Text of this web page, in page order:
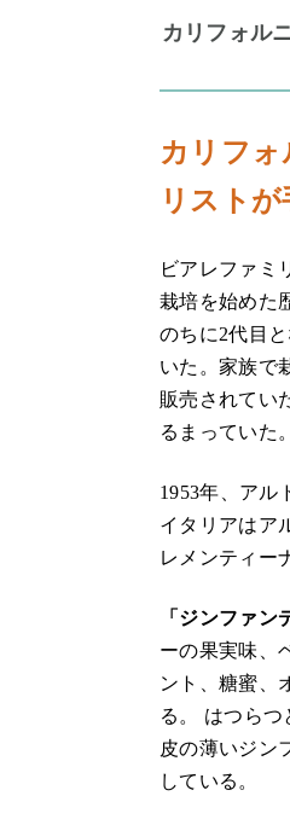
カリフォル
カリフ
リストが
ビアレファミ
栽培を始めた
のちに2代目
いた。家族で
販売されてい
るまっていた。
1953年、アル
イタリアはア
レメンティー
「ジンファン
ーの果実味、
ント、糖蜜、
る。 はつらつ
皮の薄いジン
している。